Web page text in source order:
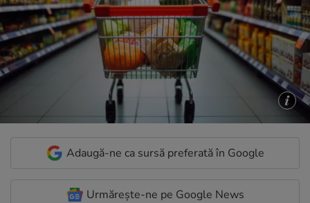
Adaugă-ne ca sursă preferată în Google
Urmărește-ne pe Google News